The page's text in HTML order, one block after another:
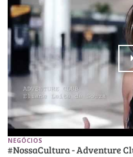
NEGÓCIOS
#NossaCultura - Adventure